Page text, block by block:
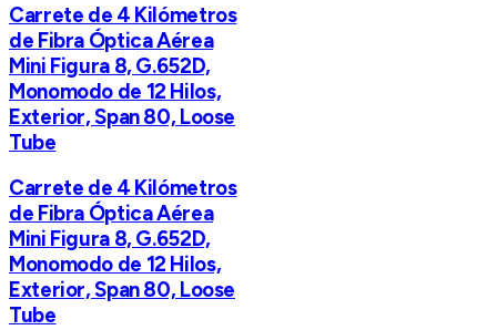
Carrete de 4 Kilómetros
de Fibra Óptica Aérea
Mini Figura 8, G.652D,
Monomodo de 12 Hilos,
Exterior, Span 80, Loose
Tube
Carrete de 4 Kilómetros
de Fibra Óptica Aérea
Mini Figura 8, G.652D,
Monomodo de 12 Hilos,
Exterior, Span 80, Loose
Tube